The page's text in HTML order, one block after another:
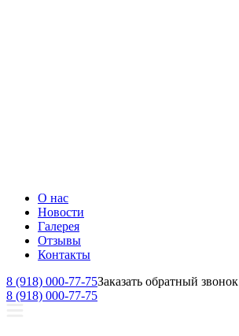
О нас
Новости
Галерея
Отзывы
Контакты
8 (918) 000-77-75Заказать обратный звонок
8 (918) 000-77-75